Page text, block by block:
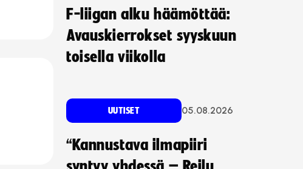
F-liigan alku häämöttää:
Avauskierrokset syyskuun
toisella viikolla
UUTISET 05.08.2026
“Kannustava ilmapiiri